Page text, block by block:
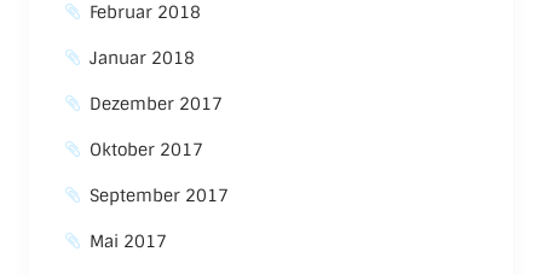
Februar 2018
Januar 2018
Dezember 2017
Oktober 2017
September 2017
Mai 2017